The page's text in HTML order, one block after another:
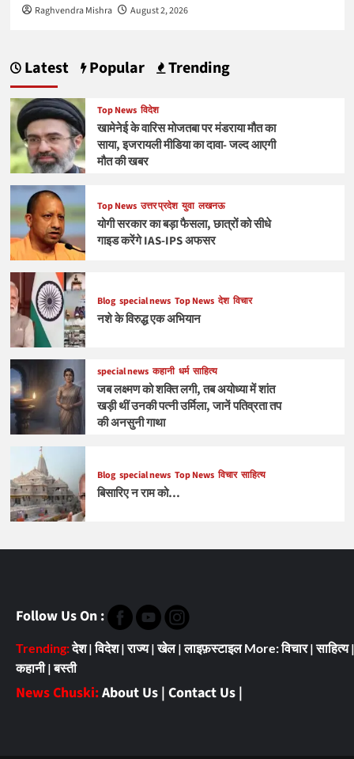
Raghvendra Mishra August 2, 2026
Latest Popular Trending
Top News विदेश
खामेनेई के वारिस मोजतबा पर मंडराया मौत का
साया, इजरायली मीडिया का दावा- जल्द आएगी
मौत की खबर
Top News उत्तर प्रदेश युवा लखनऊ
योगी सरकार का बड़ा फैसला, छात्रों को सीधे
गाइड करेंगे IAS-IPS अफसर
Blog special news Top News देश विचार
नशे के विरुद्ध एक अभियान
special news कहानी धर्म साहित्य
जब लक्ष्मण को शक्ति लगी, तब अयोध्या में शांत
खड़ी थीं उनकी पत्नी उर्मिला, जानें पतिव्रता तप
की अनसुनी गाथा
Blog special news Top News विचार साहित्य
बिसारिए न राम को…
Follow Us On :
Trending:देश|विदेश|राज्य|खेल|लाइफ़स्टाइल More:विचार|साहित्य|
कहानी|बस्ती
News Chuski:About Us | Contact Us |